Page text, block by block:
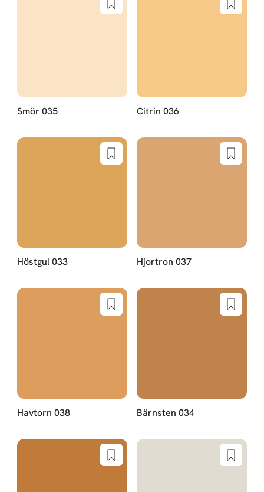
Smör 035 Citrin 036
Höstgul 033 Hjortron 037
Havtorn 038 Bärnsten 034